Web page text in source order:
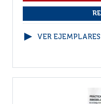
VER EJEMPLARES